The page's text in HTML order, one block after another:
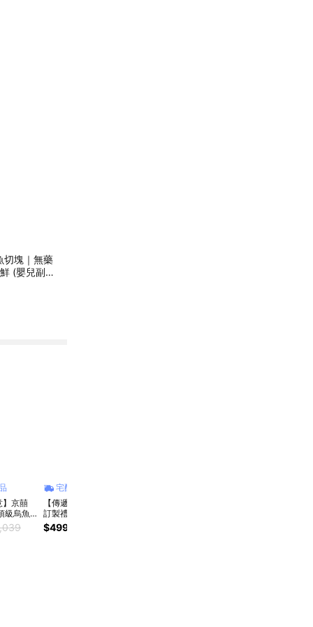
切塊｜無藥
(嬰兒副食
日期 可加
】京囍
級烏魚
不絕
烏魚子
宅配商品
【傳遞心意】京囍
訂製禮品 頂級烏魚
子 讓長輩讚不絕
口！新春頂級烏魚子
$499